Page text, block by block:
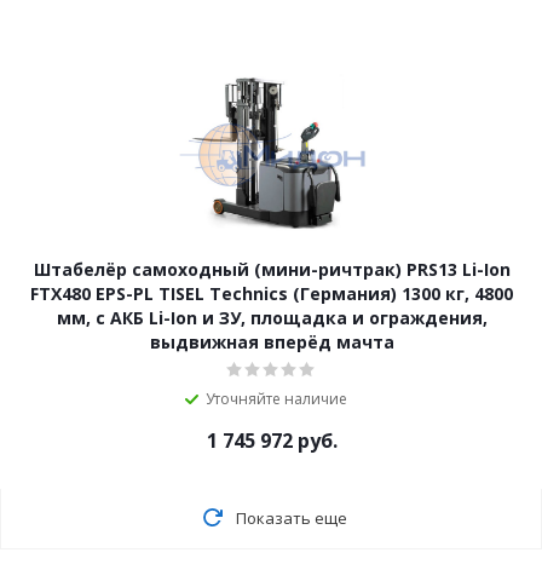
Штабелёр самоходный (мини-ричтрак) PRS13 Li-Ion
FTX480 EPS-PL TISEL Technics (Германия) 1300 кг, 4800
мм, с АКБ Li-Ion и ЗУ, площадка и ограждения,
выдвижная вперёд мачта
Уточняйте наличие
1 745 972руб.
Показать еще